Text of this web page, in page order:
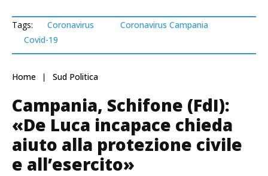
Tags: Coronavirus
Coronavirus Campania
Covid-19
Home Sud Politica
Campania, Schifone (FdI):
«De Luca incapace chieda
aiuto alla protezione civile
e all’esercito»